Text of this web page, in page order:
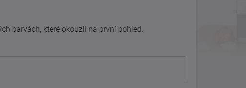
barvách, které okouzlí na první pohled.